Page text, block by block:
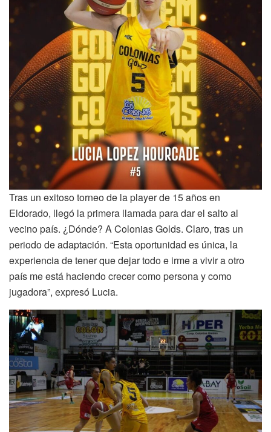
Tras un exitoso torneo de la player de 15 años en
Eldorado, llegó la primera llamada para dar el salto al
vecino país. ¿Dónde? A Colonias Golds. Claro, tras un
periodo de adaptación. “Esta oportunidad es única, la
experiencia de tener que dejar todo e irme a vivir a otro
país me está haciendo crecer como persona y como
jugadora”, expresó Lucia.